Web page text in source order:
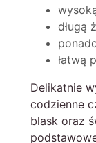
długą
łatwą
Delikatnie
codzienne
blask oraz